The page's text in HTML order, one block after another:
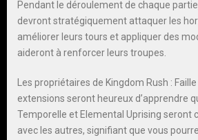
Pendant le déroulement de chaque
devront stratégiquement attaquer les
améliorer leurs tours et appliquer des
aideront à renforcer leurs troupes.
Les propriétaires de Kingdom Rush :
extensions seront heureux d’apprendre
Temporelle et Elemental Uprising seront
avec les autres, signifiant que vous